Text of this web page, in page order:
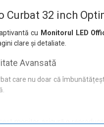
Curbat 32 inch
cu Monitorul LED
clare și detaliate.
Avansată
care nu doar că